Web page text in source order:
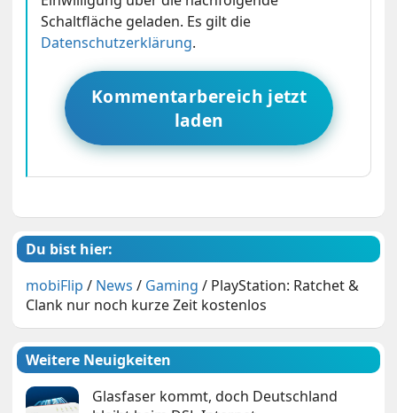
Schaltfläche geladen. Es gilt die
Datenschutzerklärung.
Kommentarbereich jetzt
laden
Du bist hier:
mobiFlip / News / Gaming / PlayStation: Ratchet &
Clank nur noch kurze Zeit kostenlos
Weitere Neuigkeiten
Glasfaser kommt, doch Deutschland